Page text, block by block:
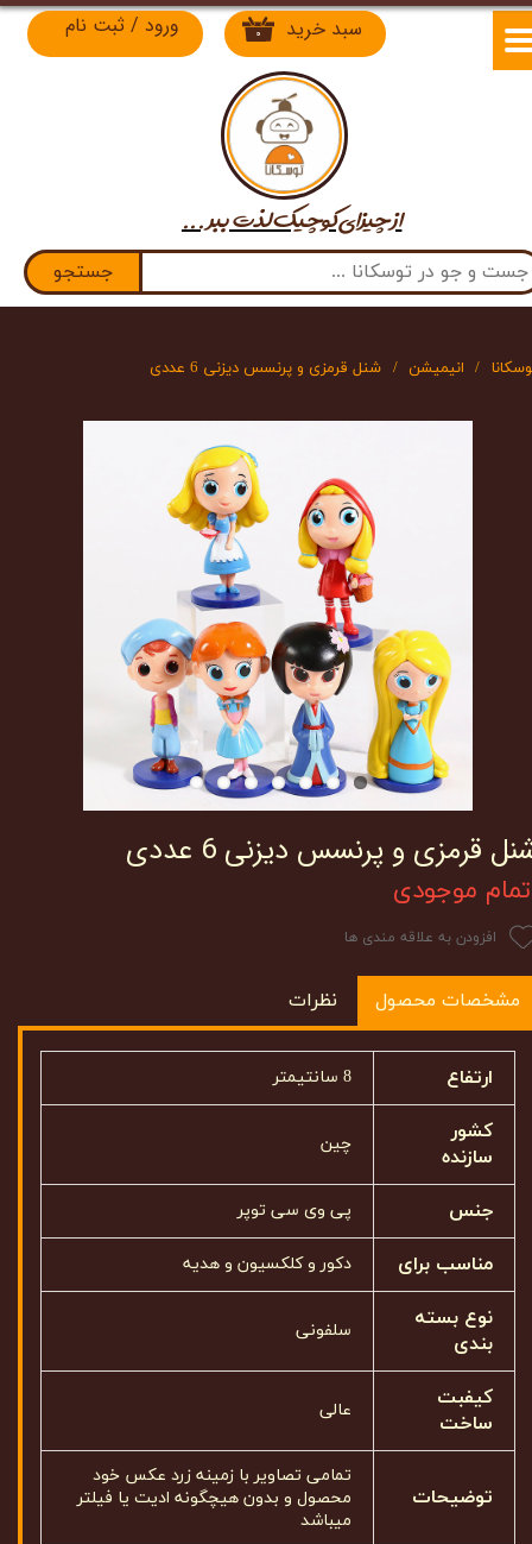
جستجو
۰ سبد خرید ورود / ثبت نام
حساب کاربری من
خروج از حساب کاربریاز چیزای کوچیک لذت​​​​​​​ ببر ...
انیمیشن شنل قرمزی و پرنسس دیزنی 6 عددی
قرمزی و پرنسس دیزنی 6 عددی
موجودی
افزودن به علاقه مندی ها
مشخصات محصول نظرات
ارتفاع 8 سانتیمتر
کشور
سازنده
چین
جنس پی وی سی توپر
مناسب برای دکور و کلکسیون و هدیه
نوع بسته
بندی
سلفونی
کیفبت
ساخت
عالی
توضیحات
تمامی تصاویر با زمینه زرد عکس خود
محصول و بدون هیچگونه ادیت یا فیلتر
میباشد